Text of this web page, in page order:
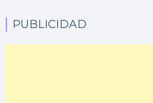
PUBLICIDAD